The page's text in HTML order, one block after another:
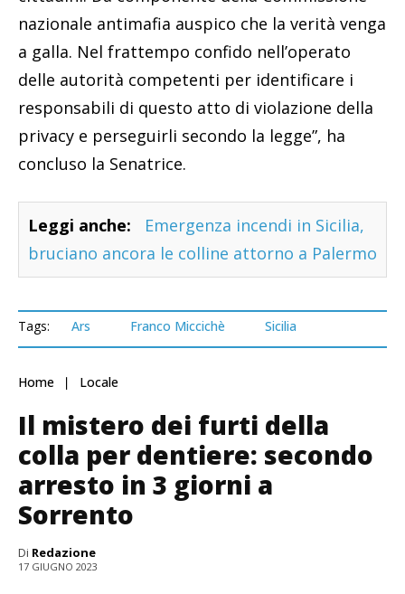
nazionale antimafia auspico che la verità venga
a galla. Nel frattempo confido nell’operato
delle autorità competenti per identificare i
responsabili di questo atto di violazione della
privacy e perseguirli secondo la legge”, ha
concluso la Senatrice.
Leggi anche:
Emergenza incendi in Sicilia,
bruciano ancora le colline attorno a Palermo
Tags: Ars Franco Miccichè Sicilia
Home Locale
Il mistero dei furti della
colla per dentiere: secondo
arresto in 3 giorni a
Sorrento
Di Redazione
17 GIUGNO 2023